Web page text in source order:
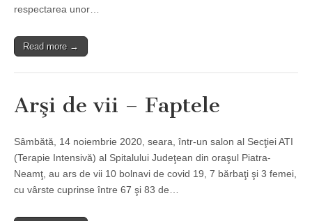
respectarea unor…
Read more →
Arşi de vii – Faptele
Sâmbătă, 14 noiembrie 2020, seara, într-un salon al Secţiei ATI
(Terapie Intensivă) al Spitalului Judeţean din oraşul Piatra-
Neamţ, au ars de vii 10 bolnavi de covid 19, 7 bărbaţi şi 3 femei,
cu vârste cuprinse între 67 şi 83 de…